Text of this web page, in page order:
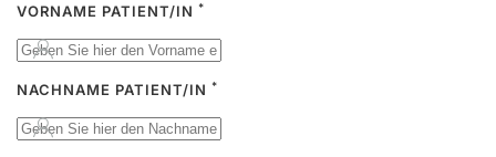
VORNAME PATIENT/IN *
NACHNAME PATIENT/IN *